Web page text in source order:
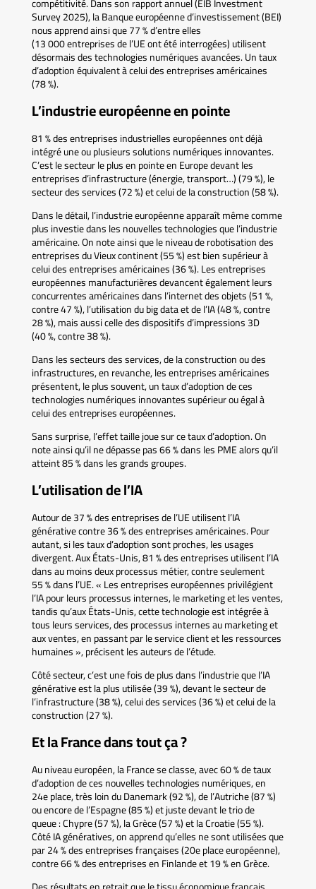
compétitivité. Dans son rapport annuel (EIB Investment
Survey 2025), la Banque européenne d’investissement (BEI)
nous apprend ainsi que 77 % d’entre elles
(13 000 entreprises de l’UE ont été interrogées) utilisent
désormais des technologies numériques avancées. Un taux
d’adoption équivalent à celui des entreprises américaines
(78 %).
L’industrie européenne en pointe
81 % des entreprises industrielles européennes ont déjà
intégré une ou plusieurs solutions numériques innovantes.
C’est le secteur le plus en pointe en Europe devant les
entreprises d’infrastructure (énergie, transport…) (79 %), le
secteur des services (72 %) et celui de la construction (58 %).
Dans le détail, l’industrie européenne apparaît même comme
plus investie dans les nouvelles technologies que l’industrie
américaine. On note ainsi que le niveau de robotisation des
entreprises du Vieux continent (55 %) est bien supérieur à
celui des entreprises américaines (36 %). Les entreprises
européennes manufacturières devancent également leurs
concurrentes américaines dans l’internet des objets (51 %,
contre 47 %), l’utilisation du big data et de l’IA (48 %, contre
28 %), mais aussi celle des dispositifs d’impressions 3D
(40 %, contre 38 %).
Dans les secteurs des services, de la construction ou des
infrastructures, en revanche, les entreprises américaines
présentent, le plus souvent, un taux d’adoption de ces
technologies numériques innovantes supérieur ou égal à
celui des entreprises européennes.
Sans surprise, l’effet taille joue sur ce taux d’adoption. On
note ainsi qu’il ne dépasse pas 66 % dans les PME alors qu’il
atteint 85 % dans les grands groupes.
L’utilisation de l’IA
Autour de 37 % des entreprises de l’UE utilisent l’IA
générative contre 36 % des entreprises américaines. Pour
autant, si les taux d’adoption sont proches, les usages
divergent. Aux États-Unis, 81 % des entreprises utilisent l’IA
dans au moins deux processus métier, contre seulement
55 % dans l’UE. « Les entreprises européennes privilégient
l’IA pour leurs processus internes, le marketing et les ventes,
tandis qu’aux États-Unis, cette technologie est intégrée à
tous leurs services, des processus internes au marketing et
aux ventes, en passant par le service client et les ressources
humaines », précisent les auteurs de l’étude.
Côté secteur, c’est une fois de plus dans l’industrie que l’IA
générative est la plus utilisée (39 %), devant le secteur de
l’infrastructure (38 %), celui des services (36 %) et celui de la
construction (27 %).
Et la France dans tout ça ?
Au niveau européen, la France se classe, avec 60 % de taux
d’adoption de ces nouvelles technologies numériques, en
24e place, très loin du Danemark (92 %), de l’Autriche (87 %)
ou encore de l’Espagne (85 %) et juste devant le trio de
queue : Chypre (57 %), la Grèce (57 %) et la Croatie (55 %).
Côté IA génératives, on apprend qu’elles ne sont utilisées que
par 24 % des entreprises françaises (20e place européenne),
contre 66 % des entreprises en Finlande et 19 % en Grèce.